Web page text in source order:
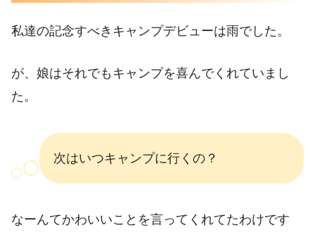
私達の記念すべきキャンプデビューは雨でした。
が、娘はそれでもキャンプを喜んでくれていまし
た。
次はいつキャンプに行くの？
なーんてかわいいことを言ってくれてたわけです